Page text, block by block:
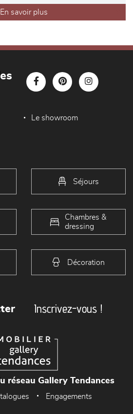
En savoir plus
Le showroom
Séjours
Chambres &
dressing
Décoration
Inscrivez-vous !
réseau Gallery Tendances
Engagements